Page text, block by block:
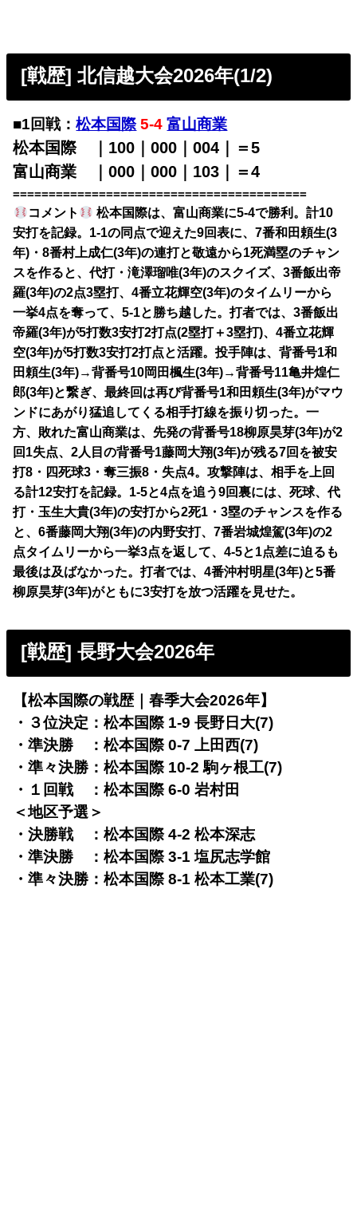
[戦歴] 北信越大会2026年(1/2)
■1回戦：松本国際 5-4 富山商業
松本国際 ｜100｜000｜004｜＝5
富山商業 ｜000｜000｜103｜＝4
=========================================
コメント
松本国際は、富山商業に5-4で勝利。計10
安打を記録。1-1の同点で迎えた9回表に、7番和田頼生(3
年)・8番村上成仁(3年)の連打と敬遠から1死満塁のチャン
スを作ると、代打・滝澤瑠唯(3年)のスクイズ、3番飯出帝
羅(3年)の2点3塁打、4番立花輝空(3年)のタイムリーから
一挙4点を奪って、5-1と勝ち越した。打者では、3番飯出
帝羅(3年)が5打数3安打2打点(2塁打＋3塁打)、4番立花輝
空(3年)が5打数3安打2打点と活躍。投手陣は、背番号1和
田頼生(3年)→背番号10岡田楓生(3年)→背番号11亀井煌仁
郎(3年)と繋ぎ、最終回は再び背番号1和田頼生(3年)がマウ
ンドにあがり猛追してくる相手打線を振り切った。一
方、敗れた富山商業は、先発の背番号18柳原昊芽(3年)が2
回1失点、2人目の背番号1藤岡大翔(3年)が残る7回を被安
打8・四死球3・奪三振8・失点4。攻撃陣は、相手を上回
る計12安打を記録。1-5と4点を追う9回裏には、死球、代
打・玉生大貴(3年)の安打から2死1・3塁のチャンスを作る
と、6番藤岡大翔(3年)の内野安打、7番岩城煌駕(3年)の2
点タイムリーから一挙3点を返して、4-5と1点差に迫るも
最後は及ばなかった。打者では、4番沖村明星(3年)と5番
柳原昊芽(3年)がともに3安打を放つ活躍を見せた。
[戦歴] 長野大会2026年
【松本国際の戦歴｜春季大会2026年】
・３位決定：松本国際 1-9 長野日大(7)
・準決勝 ：松本国際 0-7 上田西(7)
・準々決勝：松本国際 10-2 駒ヶ根工(7)
・１回戦 ：松本国際 6-0 岩村田
＜地区予選＞
・決勝戦 ：松本国際 4-2 松本深志
・準決勝 ：松本国際 3-1 塩尻志学館
・準々決勝：松本国際 8-1 松本工業(7)